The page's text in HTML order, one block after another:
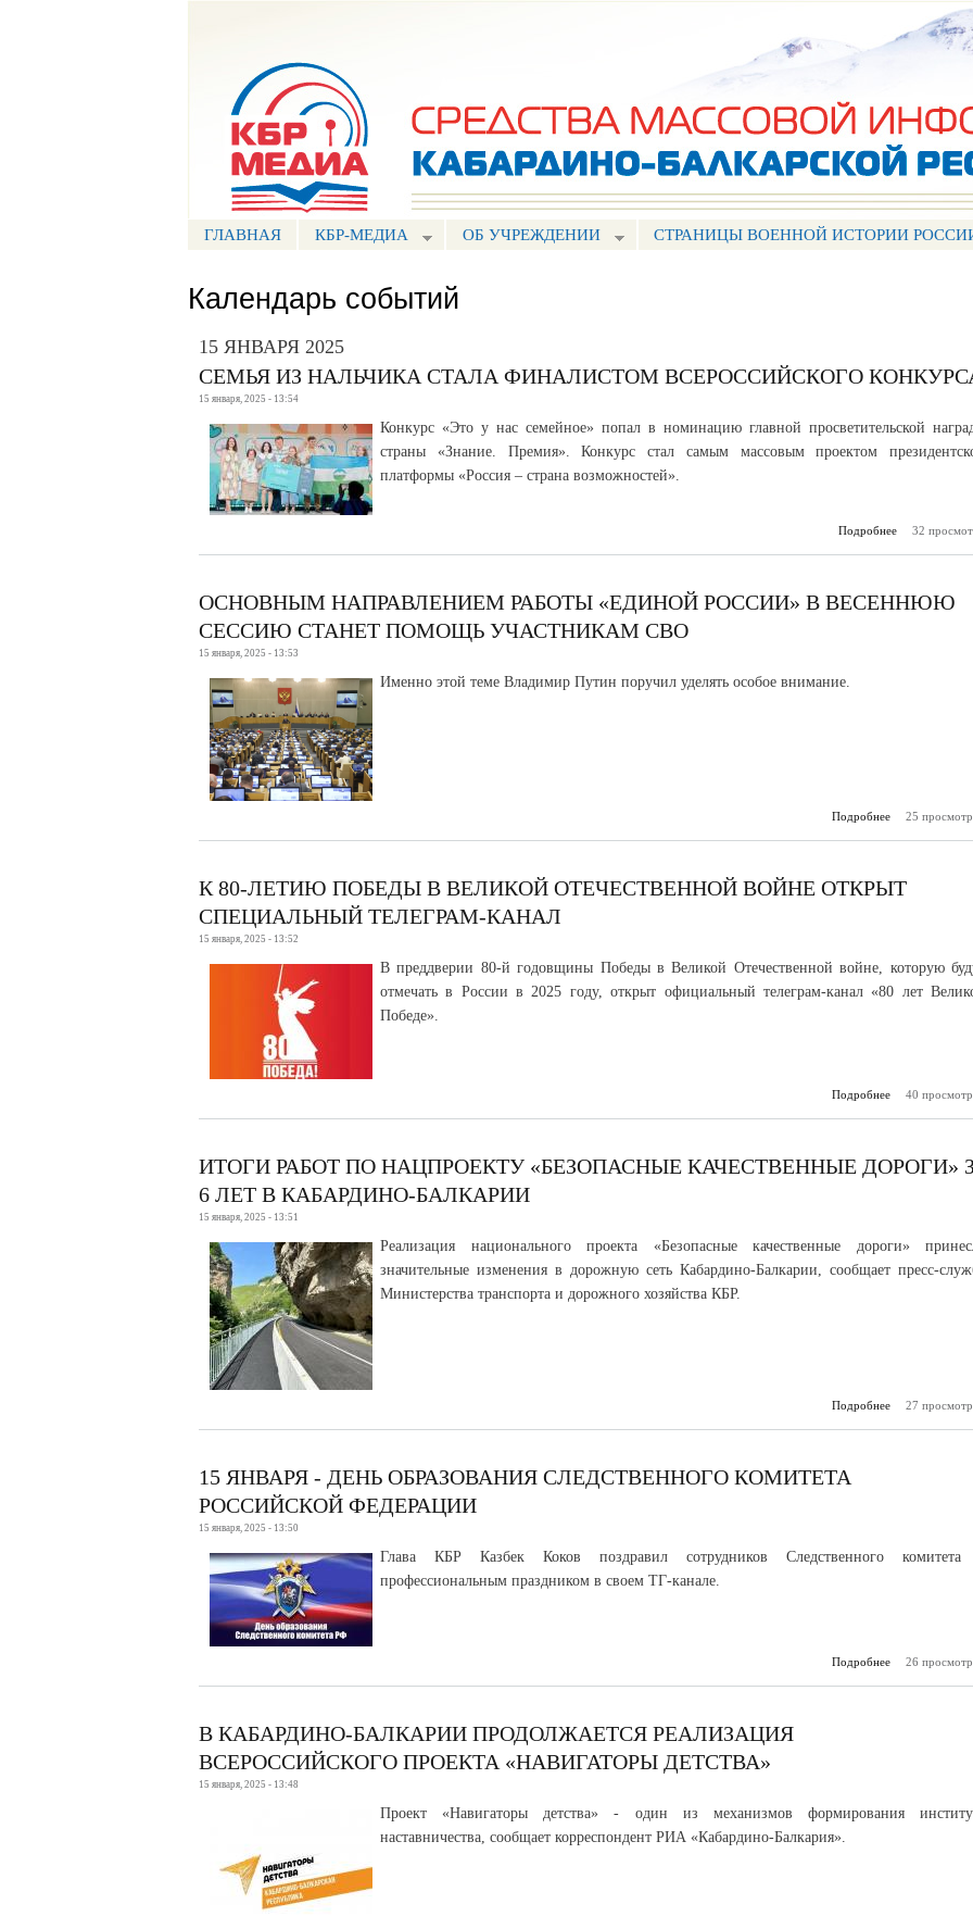
ГЛАВНАЯ КБР-МЕДИА ОБ УЧРЕЖДЕНИИ СТРАНИЦЫ ВОЕННОЙ ИСТОРИИ
Календарь событий
15 ЯНВАРЯ 2025
СЕМЬЯ ИЗ НАЛЬЧИКА СТАЛА ФИНАЛИСТОМ ВСЕРОССИЙСКОГО
15 января, 2025 - 13:54
Конкурс «Это у нас семейное» попал в номинацию главной просветительской
страны «Знание. Премия». Конкурс стал самым массовым проектом
платформы «Россия – страна возможностей».
Подробнее
о Семья из
32
ОСНОВНЫМ НАПРАВЛЕНИЕМ РАБОТЫ «ЕДИНОЙ РОССИИ» В ВЕСЕННЮЮ
СЕССИЮ СТАНЕТ ПОМОЩЬ УЧАСТНИКАМ СВО
15 января, 2025 - 13:53
Именно этой теме Владимир Путин поручил уделять особое внимание.
Подробнее
о
25
К 80-ЛЕТИЮ ПОБЕДЫ В ВЕЛИКОЙ ОТЕЧЕСТВЕННОЙ ВОЙНЕ ОТКРЫТ
СПЕЦИАЛЬНЫЙ ТЕЛЕГРАМ-КАНАЛ
15 января, 2025 - 13:52
В преддверии 80-й годовщины Победы в Великой Отечественной войне, которую
отмечать в России в 2025 году, открыт официальный телеграм-канал «80 лет
Победе».
Подробнее
о К 80-летию
40
ИТОГИ РАБОТ ПО НАЦПРОЕКТУ «БЕЗОПАСНЫЕ КАЧЕСТВЕННЫЕ ДОРОГИ»
6 ЛЕТ В КАБАРДИНО-БАЛКАРИИ
15 января, 2025 - 13:51
Реализация национального проекта «Безопасные качественные дороги»
значительные изменения в дорожную сеть Кабардино-Балкарии, сообщает пресс-
Министерства транспорта и дорожного хозяйства КБР.
Подробнее
о Итоги
27
15 ЯНВАРЯ - ДЕНЬ ОБРАЗОВАНИЯ СЛЕДСТВЕННОГО КОМИТЕТА
РОССИЙСКОЙ ФЕДЕРАЦИИ
15 января, 2025 - 13:50
Глава КБР Казбек Коков поздравил сотрудников Следственного
профессиональным праздником в своем ТГ-канале.
Подробнее
о 15
26
В КАБАРДИНО-БАЛКАРИИ ПРОДОЛЖАЕТСЯ РЕАЛИЗАЦИЯ
ВСЕРОССИЙСКОГО ПРОЕКТА «НАВИГАТОРЫ ДЕТСТВА»
15 января, 2025 - 13:48
Проект «Навигаторы детства» - один из механизмов формирования
наставничества, сообщает корреспондент РИА «Кабардино-Балкария».